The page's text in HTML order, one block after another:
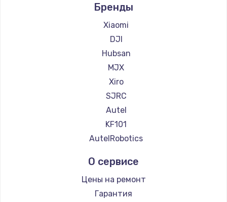
Бренды
Xiaomi
DJI
Hubsan
MJX
Xiro
SJRC
Autel
KF101
AutelRobotics
О сервисе
Цены на ремонт
Гарантия